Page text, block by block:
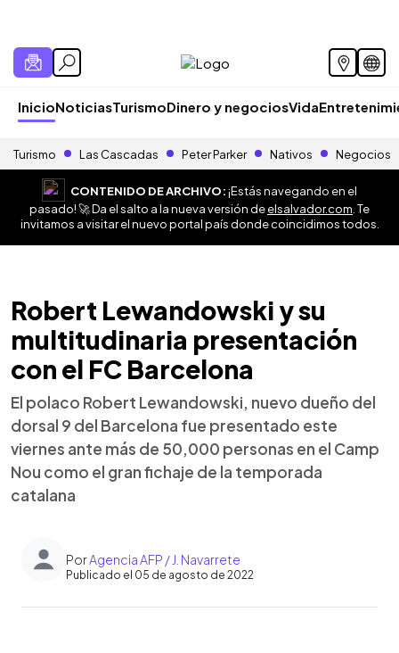
InicioNoticiasTurismoDinero y negociosVida
Turismo Las Cascadas Peter Parker Nativos Negocios
CONTENIDO DE ARCHIVO:¡Estás navegando en el
pasado! 🚀 Da el salto a la nueva versión deelsalvador.com . Te
invitamos a visitar el nuevo portal país donde coincidimos todos.
Robert Lewandowski y su
multitudinaria presentación
con el FC Barcelona
El polaco Robert Lewandowski, nuevo dueño del
dorsal 9 del Barcelona fue presentado este
viernes ante más de 50,000 personas en el Camp
Nou como el gran fichaje de la temporada
catalana
PorAgencia AFP / J. Navarrete
Publicado el 05 de agosto de 2022